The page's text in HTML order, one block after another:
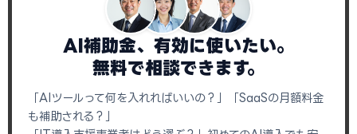
AI補助金、有効に使いたい。
無料で相談できます。
「AIツールって何を入れればいいの？」「SaaSの月額料金
も補助される？」